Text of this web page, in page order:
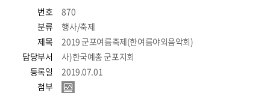
번호
870
분류
행사/축제
제목
2019 군포여름축제(한여름야외음악회)
담당부서
사)한국예총 군포지회
등록일
2019.07.01
첨부